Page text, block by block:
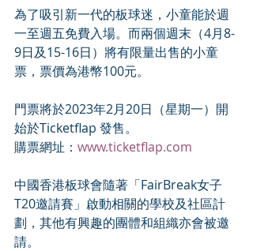
為了吸引新一代的板球迷，小童能於週
一至週五免費入場。而兩個週末（4月8-
9日及15-16日）將有限量出售的小童
票，票價為港幣100元。
門票將於2023年2月20日（星期一）開
始於Ticketflap 發售。
購票網址： www.ticketflap.com
中國香港板球會隨著「FairBreak女子
T20邀請賽」啟動相關的學校及社區計
劃，其他有興趣的團體和組織亦會被邀
請。